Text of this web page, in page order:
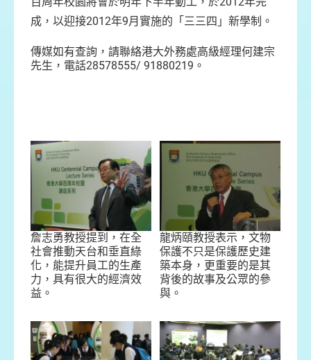
成，以迎接2012年9月實施的「三三四」新學制。
傳媒如有查詢，請聯絡港大外務處高級經理何建宗
先生，電話28578555/ 91880219。
詹志勇教授提到，在全
社會推動天台和垂直綠
化，能提升員工的生產
力，具有很大的經濟效
益。
龍炳頤教授表示，文物
保護不只是保護歷史建
築本身，更重要的是其
背後的故事及公眾的參
與。